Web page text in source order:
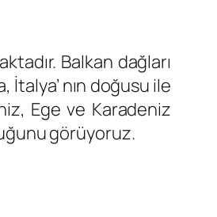
Balkan dağları
İtalya’ nın doğusu ile
Ege ve Karadeniz
görüyoruz.